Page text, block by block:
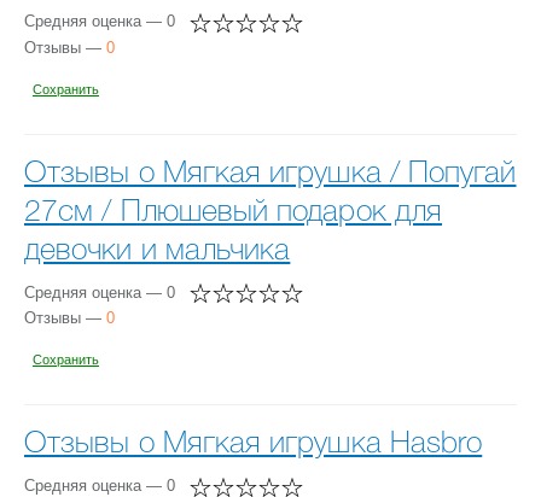
Средняя оценка — 0
Отзывы — 0
Сохранить
Отзывы о Мягкая игрушка / Попугай
27см / Плюшевый подарок для
девочки и мальчика
Средняя оценка — 0
Отзывы — 0
Сохранить
Отзывы о Мягкая игрушка Hasbro
Средняя оценка — 0